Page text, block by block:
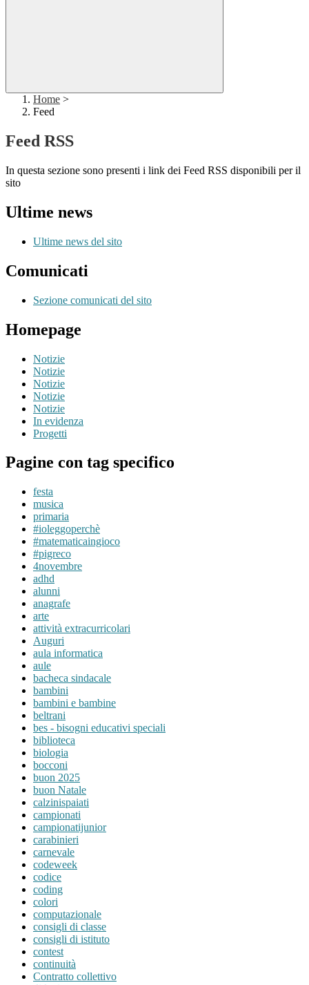
Home >
Feed
Feed RSS
In questa sezione sono presenti i link dei Feed RSS disponibili per il
sito
Ultime news
Ultime news del sito
Comunicati
Sezione comunicati del sito
Homepage
Notizie
Notizie
Notizie
Notizie
Notizie
In evidenza
Progetti
Pagine con tag specifico
festa
musica
primaria
#ioleggoperchè
#matematicaingioco
#pigreco
4novembre
adhd
alunni
anagrafe
arte
attività extracurricolari
Auguri
aula informatica
aule
bacheca sindacale
bambini
bambini e bambine
beltrani
bes - bisogni educativi speciali
biblioteca
biologia
bocconi
buon 2025
buon Natale
calzinispaiati
campionati
campionatijunior
carabinieri
carnevale
codeweek
codice
coding
colori
computazionale
consigli di classe
consigli di istituto
contest
continuità
Contratto collettivo